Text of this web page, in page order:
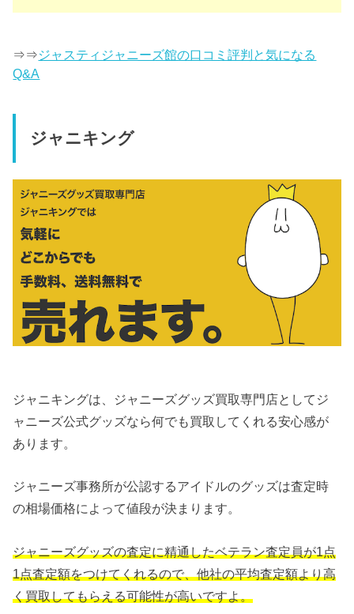
⇒⇒ジャスティジャニーズ館の口コミ評判と気になる
Q&A
ジャニキング
ジャニキングは、ジャニーズグッズ買取専門店としてジ
ャニーズ公式グッズなら何でも買取してくれる安心感が
あります。
ジャニーズ事務所が公認するアイドルのグッズは査定時
の相場価格によって値段が決まります。
ジャニーズグッズの査定に精通したベテラン査定員が1点
1点査定額をつけてくれるので、他社の平均査定額より高
く買取してもらえる可能性が高いですよ。